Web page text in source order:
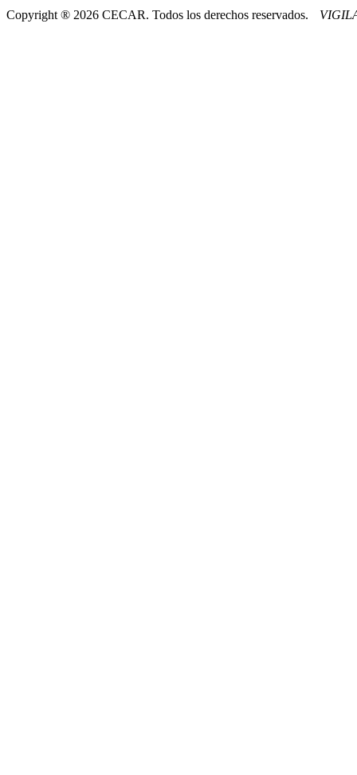
Copyright ® 2026 CECAR. Todos los derechos reservados.